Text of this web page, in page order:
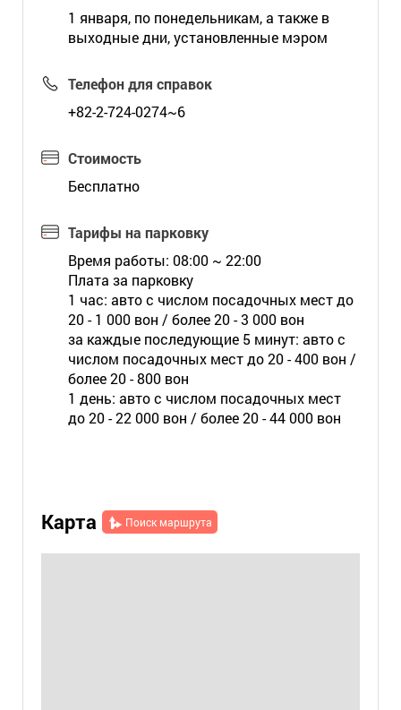
1 января, по понедельникам, а также в
выходные дни, установленные мэром
Телефон для справок
+82-2-724-0274~6
Стоимость
Бесплатно
Тарифы на парковку
Время работы: 08:00 ~ 22:00
Плата за парковку
1 час: авто с числом посадочных мест до
20 - 1 000 вон / более 20 - 3 000 вон
за каждые последующие 5 минут: авто с
числом посадочных мест до 20 - 400 вон /
более 20 - 800 вон
1 день: авто с числом посадочных мест
до 20 - 22 000 вон / более 20 - 44 000 вон
Карта Поиск маршрута